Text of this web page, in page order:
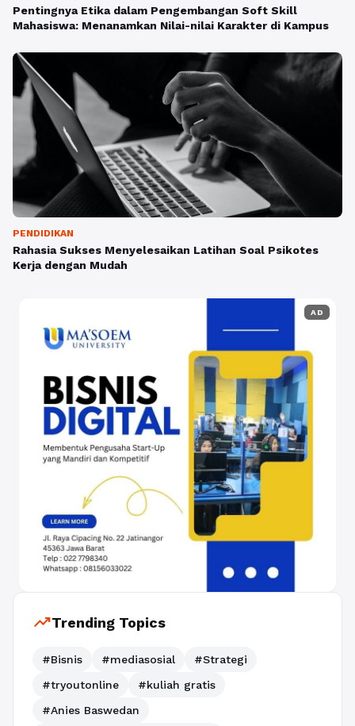
Pentingnya Etika dalam Pengembangan Soft Skill
Mahasiswa: Menanamkan Nilai-nilai Karakter di Kampus
PENDIDIKAN
Rahasia Sukses Menyelesaikan Latihan Soal Psikotes
Kerja dengan Mudah
AD
trending_upTrending Topics
#Bisnis #mediasosial
#Strategi
#tryoutonline
#kuliah gratis
#Anies Baswedan